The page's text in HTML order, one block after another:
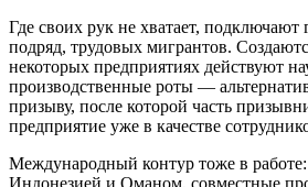
Где своих рук не хватает, подключают
подряд, трудовых мигрантов.
некоторых предприятиях действуют
производственные роты —
призыву, после которой часть
предприятие уже в качестве
Международный контур тоже в
Индонезией и Оманом, совместные